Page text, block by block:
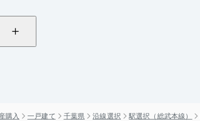
購入 一戸建て 千葉県 沿線選択 駅選択（総武本線）